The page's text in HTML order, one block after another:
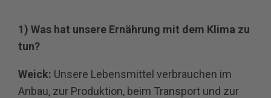
1) Was hat unsere Ernährung mit dem Klima zu
tun?
Weick: Unsere Lebensmittel verbrauchen im
Anbau, zur Produktion, beim Transport und zur